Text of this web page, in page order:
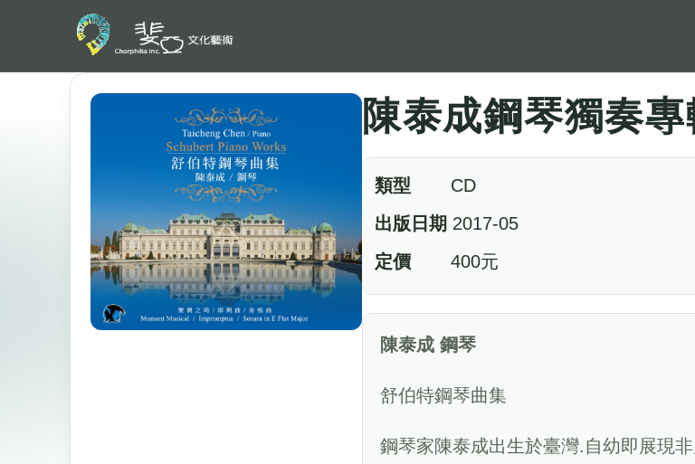
陳泰成鋼琴獨奏專
類型
CD
出版日期 2017-05
定價
400元
陳泰成 鋼琴
舒伯特鋼琴曲集
鋼琴家陳泰成出生於臺灣.自幼即展現